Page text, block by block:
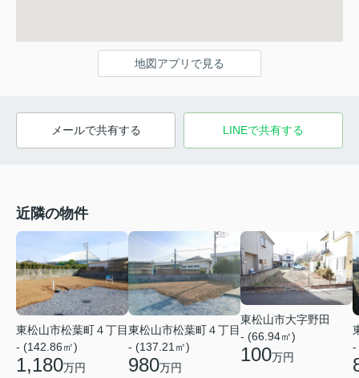
地図アプリで見る
メールで共有する LINEで共有する
近隣の物件
東松山市松葉町４丁目
- (142.86㎡)
1,180万円
東松山市松葉町４丁目
- (137.21㎡)
980万円
東松山市大字野田
- (66.94㎡)
100万円
-